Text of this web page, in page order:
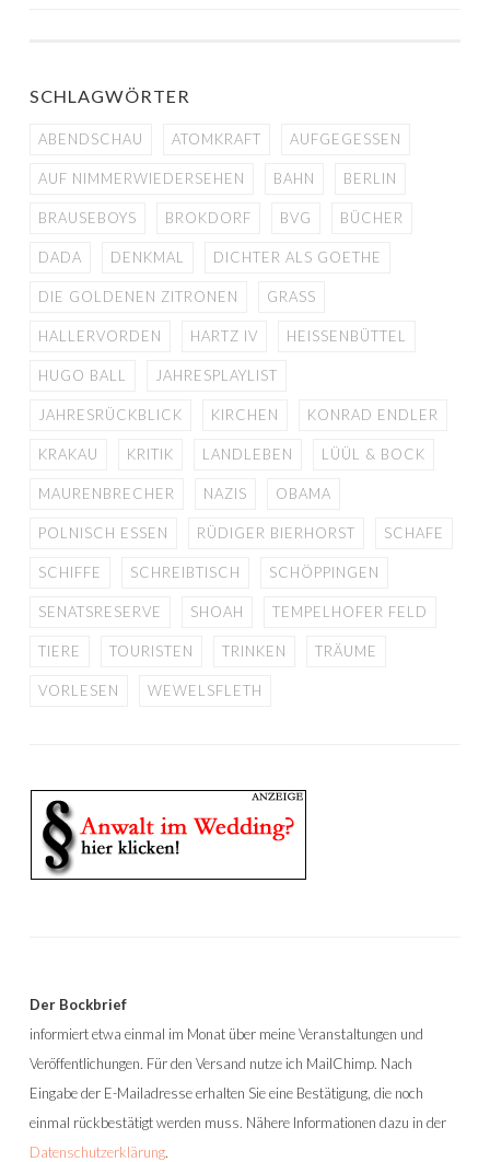
SCHLAGWÖRTER
ABENDSCHAU ATOMKRAFT AUFGEGESSEN
AUF NIMMERWIEDERSEHEN BAHN BERLIN
BRAUSEBOYS BROKDORF BVG BÜCHER
DADA DENKMAL DICHTER ALS GOETHE
DIE GOLDENEN ZITRONEN GRASS
HALLERVORDEN HARTZ IV HEISSENBÜTTEL
HUGO BALL JAHRESPLAYLIST
JAHRESRÜCKBLICK KIRCHEN KONRAD ENDLER
KRAKAU KRITIK LANDLEBEN LÜÜL & BOCK
MAURENBRECHER NAZIS OBAMA
POLNISCH ESSEN RÜDIGER BIERHORST SCHAFE
SCHIFFE SCHREIBTISCH SCHÖPPINGEN
SENATSRESERVE SHOAH TEMPELHOFER FELD
TIERE TOURISTEN TRINKEN TRÄUME
VORLESEN WEWELSFLETH
Der Bockbrief
informiert etwa einmal im Monat über meine Veranstaltungen und
Veröffentlichungen. Für den Versand nutze ich MailChimp. Nach
Eingabe der E-Mailadresse erhalten Sie eine Bestätigung, die noch
einmal rückbestätigt werden muss. Nähere Informationen dazu in der
Datenschutzerklärung.